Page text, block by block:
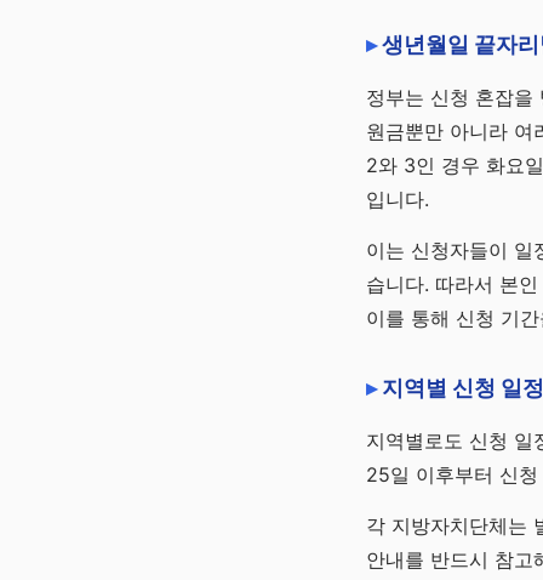
생년월일 끝자리
정부는 신청 혼잡을
원금뿐만 아니라 여
2와 3인 경우 화요
입니다.
이는 신청자들이 일
습니다. 따라서 본
이를 통해 신청 기
지역별 신청 일
지역별로도 신청 일
25일 이후부터 신
각 지방자치단체는
안내를 반드시 참고